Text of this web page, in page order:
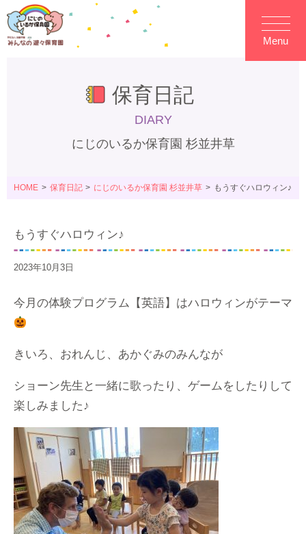
Menu
保育日記
DIARY
にじのいるか保育園 杉並井草
HOME 保育日記 にじのいるか保育園 杉並井草 もうすぐハロウィン♪
もうすぐハロウィン♪
2023年10月3日
今月の体験プログラム【英語】はハロウィンがテーマ
きいろ、おれんじ、あかぐみのみんなが
ショーン先生と一緒に歌ったり、ゲームをしたりして
楽しみました♪